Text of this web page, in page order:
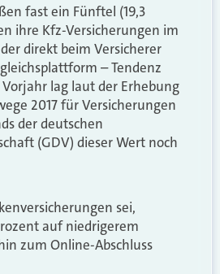
fast ein Fünftel (19,3
ihre Kfz-Versicherungen im
direkt beim Versicherer
– Tendenz
lag laut der Erhebung
2017 für Versicherungen
der deutschen
(GDV) dieser Wert noch
sei,
auf niedrigerem
zum Online-Abschluss